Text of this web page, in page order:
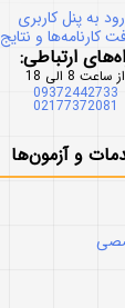
به پنل کاربری
کارنامه‌ها و نتایج
ارتباطی:
از ساعت 8 الی 18
09372442733
02177372081
و آزمون‌ها